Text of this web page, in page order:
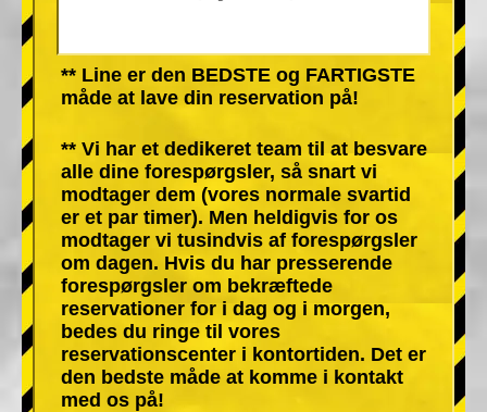
** Line er den BEDSTE og FARTIGSTE
måde at lave din reservation på!
** Vi har et dedikeret team til at besvare
alle dine forespørgsler, så snart vi
modtager dem (vores normale svartid
er et par timer). Men heldigvis for os
modtager vi tusindvis af forespørgsler
om dagen. Hvis du har presserende
forespørgsler om bekræftede
reservationer for i dag og i morgen,
bedes du ringe til vores
reservationscenter i kontortiden. Det er
den bedste måde at komme i kontakt
med os på!